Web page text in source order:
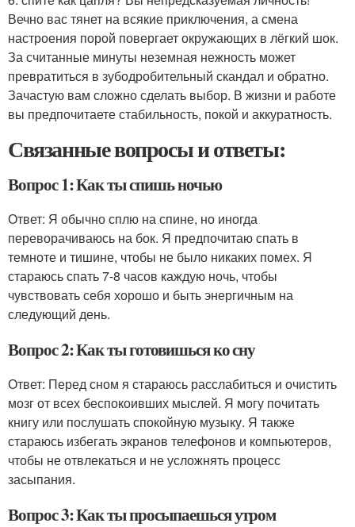
Вечно вас тянет на всякие приключения, а смена
настроения порой повергает окружающих в лёгкий шок.
За считанные минуты неземная нежность может
превратиться в зубодробительный скандал и обратно.
Зачастую вам сложно сделать выбор. В жизни и работе
вы предпочитаете стабильность, покой и аккуратность.
Связанные вопросы и ответы:
Вопрос 1: Как ты спишь ночью
Ответ: Я обычно сплю на спине, но иногда
переворачиваюсь на бок. Я предпочитаю спать в
темноте и тишине, чтобы не было никаких помех. Я
стараюсь спать 7-8 часов каждую ночь, чтобы
чувствовать себя хорошо и быть энергичным на
следующий день.
Вопрос 2: Как ты готовишься ко сну
Ответ: Перед сном я стараюсь расслабиться и очистить
мозг от всех беспокоивших мыслей. Я могу почитать
книгу или послушать спокойную музыку. Я также
стараюсь избегать экранов телефонов и компьютеров,
чтобы не отвлекаться и не усложнять процесс
засыпания.
Вопрос 3: Как ты просыпаешься утром